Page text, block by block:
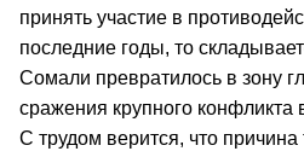
принять участие в
последние годы, то
Сомали превратилось в зону
сражения крупного
С трудом верится, что причина